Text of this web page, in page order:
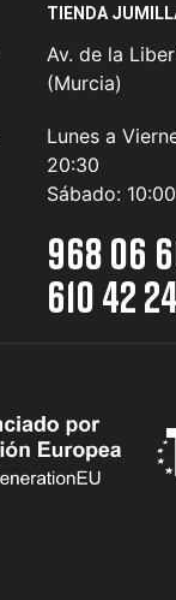
TIENDA
Av. de la
(Murcia)
Lunes a
20:30
Sábado:
968 06
610 42